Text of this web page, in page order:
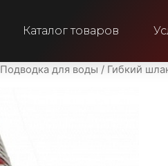
Каталог товаров
Подводка для воды / Гибкий